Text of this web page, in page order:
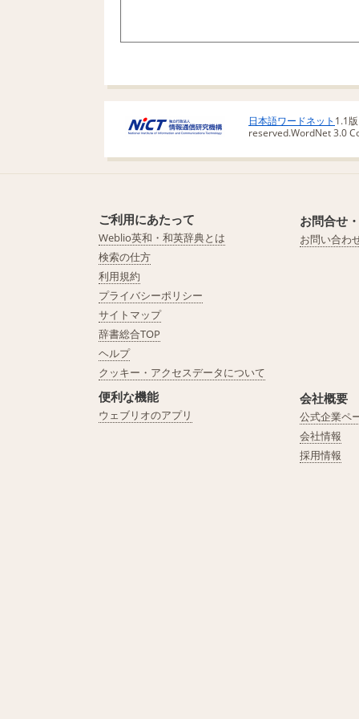
日本語ワードネット 1.1
reserved.WordNet 3.0
ご利用にあたって
Weblio英和・和英辞典とは
検索の仕方
利用規約
プライバシーポリシー
サイトマップ
辞書総合TOP
ヘルプ
クッキー・アクセスデータについて
便利な機能
ウェブリオのアプリ
お問合せ
お問い合わ
会社概要
公式企業ペ
会社情報
採用情報